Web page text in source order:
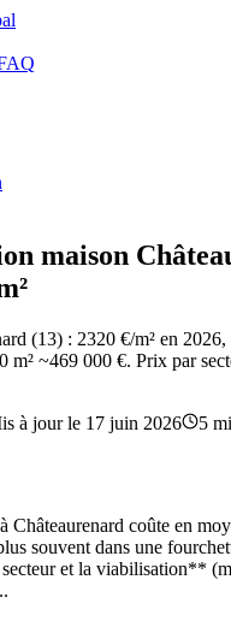
maison
(13) : 2320 €/m² en
~469 000 €. Prix par
à jour le 17 juin 2026 5
Châteaurenard coûte en
souvent dans une
secteur et la viabilisation**